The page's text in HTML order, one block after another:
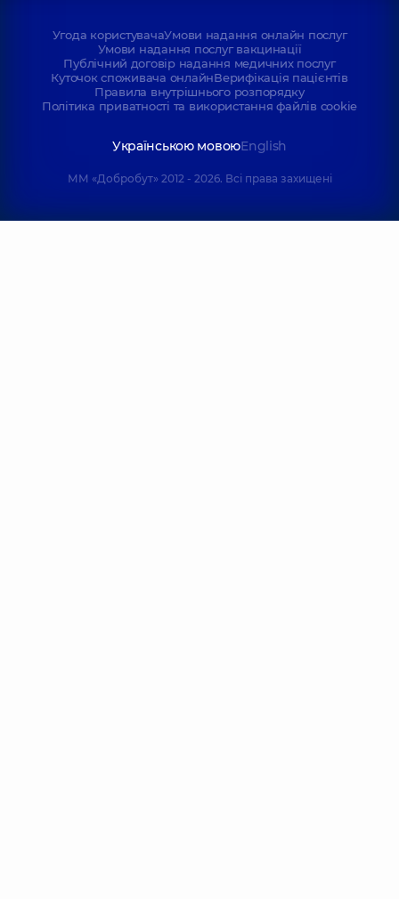
Угода користувачаУмови надання онлайн послуг
Умови надання послуг вакцинації
Публічний договір надання медичних послуг
Куточок споживача онлайнВерифікація пацієнтів
Правила внутрішнього розпорядку
Політика приватності та використання файлів cookie
Українською мовоюEnglish
ММ «Добробут» 2012 - 2026. Всі права захищені